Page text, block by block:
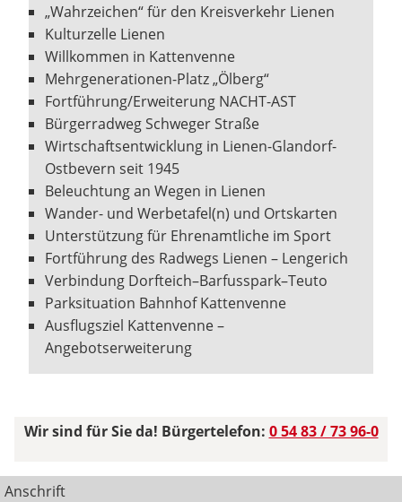
„Wahrzeichen“ für den Kreisverkehr Lienen
Kulturzelle Lienen
Willkommen in Kattenvenne
Mehrgenerationen-Platz „Ölberg“
Fortführung/Erweiterung NACHT-AST
Bürgerradweg Schweger Straße
Wirtschaftsentwicklung in Lienen-Glandorf-
Ostbevern seit 1945
Beleuchtung an Wegen in Lienen
Wander- und Werbetafel(n) und Ortskarten
Unterstützung für Ehrenamtliche im Sport
Fortführung des Radwegs Lienen – Lengerich
Verbindung Dorfteich–Barfusspark–Teuto
Parksituation Bahnhof Kattenvenne
Ausflugsziel Kattenvenne –
Angebotserweiterung
Wir sind für Sie da! Bürgertelefon: 0 54 83 / 73 96-0
Anschrift